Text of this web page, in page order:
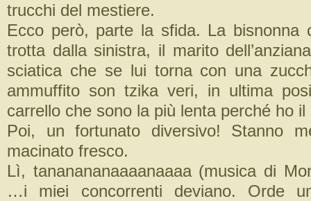
trucchi del mestiere.
Ecco però, parte la sfida. La bisnonna
trotta dalla sinistra, il marito
sciatica che se lui torna con una
ammuffito son tzika veri, in ultima
carrello che sono la più lenta perché ho
Poi, un fortunato diversivo! Stanno
macinato fresco.
Lì, tananananaaaanaaaa (musica di
…i miei concorrenti deviano. Orde